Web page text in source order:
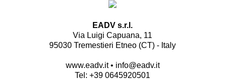
EADV s.r.l.
Via Luigi Capuana, 11
95030 Tremestieri Etneo (CT) - Italy
www.eadv.it• info@eadv.it
Tel: +39 0645920501